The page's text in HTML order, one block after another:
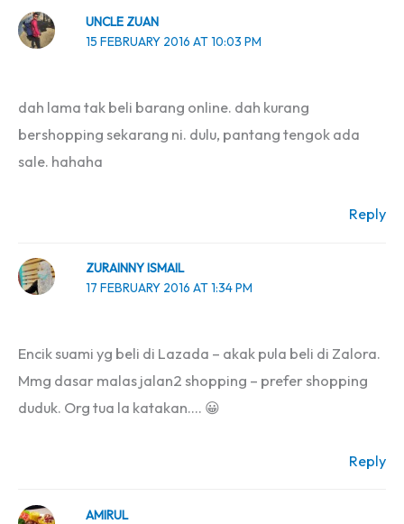
UNCLE ZUAN
15 FEBRUARY 2016 AT 10:03 PM
dah lama tak beli barang online. dah kurang
bershopping sekarang ni. dulu, pantang tengok ada
sale. hahaha
Reply
ZURAINNY ISMAIL
17 FEBRUARY 2016 AT 1:34 PM
Encik suami yg beli di Lazada – akak pula beli di Zalora.
Mmg dasar malas jalan2 shopping – prefer shopping
duduk. Org tua la katakan…. 😀
Reply
AMIRUL